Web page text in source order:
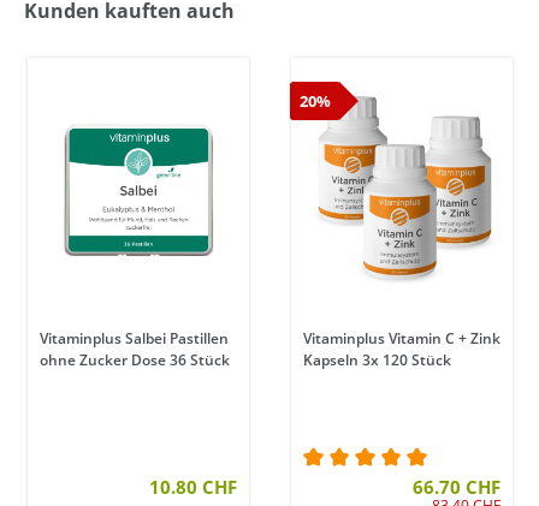
Kunden kauften auch
Vitaminplus Salbei Pastillen
ohne Zucker Dose 36 Stück
10.80 CHF
20%
Vitaminplus Vitamin C + Zink
Kapseln 3x 120 Stück
Durchschnittliche
66.70 CHF